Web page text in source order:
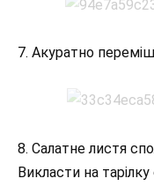
7. Акуратно
8. Салатне листя
Викласти на